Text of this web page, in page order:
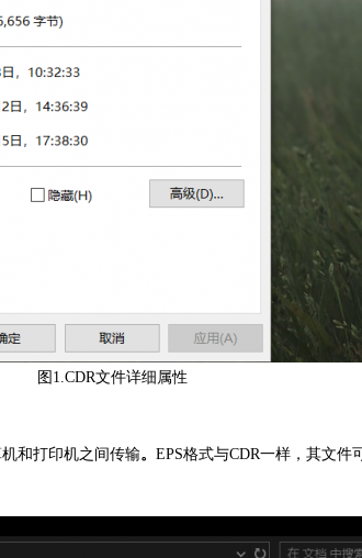
图1.CDR文件详细属性
机和打印机之间传输。 EPS格式与CDR一样，其文